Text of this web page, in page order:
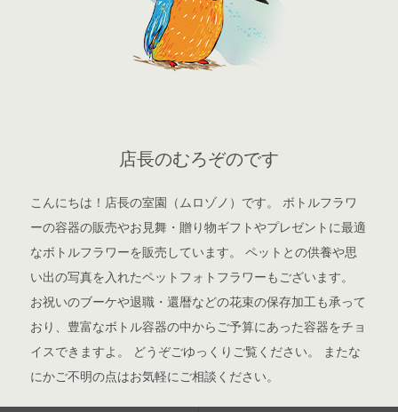
店長のむろぞのです
こんにちは！店長の室園（ムロゾノ）です。 ボトルフラワ
ーの容器の販売やお見舞・贈り物ギフトやプレゼントに最適
なボトルフラワーを販売しています。 ペットとの供養や思
い出の写真を入れたペットフォトフラワーもございます。
お祝いのブーケや退職・還暦などの花束の保存加工も承って
おり、豊富なボトル容器の中からご予算にあった容器をチョ
イスできますよ。 どうぞごゆっくりご覧ください。 またな
にかご不明の点はお気軽にご相談ください。